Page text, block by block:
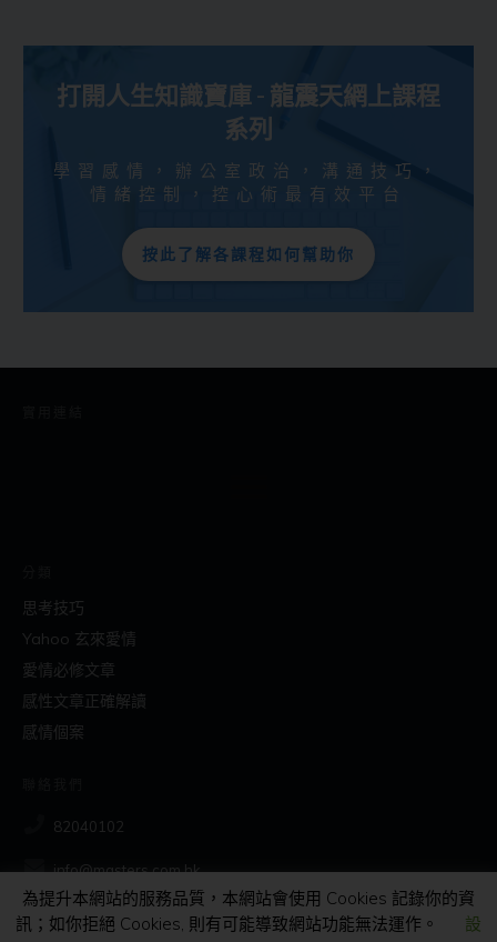
打開人生知識寶庫 - 龍震天網上課程
系列
學習感情，辦公室政治，溝通技巧，
情緒控制，控心術最有效平台
按此了解各課程如何幫助你
思考技巧
Yahoo 玄來愛情
愛情必修文章
感性文章正確解讀
感情個案
82040102
info@masters.com.hk
社交
為提升本網站的服務品質，本網站會使用 Cookies 記錄你的資
訊；如你拒絕 Cookies, 則有可能導致網站功能無法運作。
設